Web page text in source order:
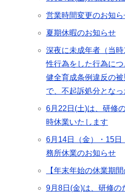
営業時間変更のお知ら
夏期休暇のお知らせ
深夜に未成年者（当
性行為をした行為に
健全育成条例違反の
で、不起訴処分となっ
6月22日(土)は、研修
時休業いたします
6月14日（金）・15
務所休業のお知らせ
【年末年始の休業期間
9月8日(金)は、研修の